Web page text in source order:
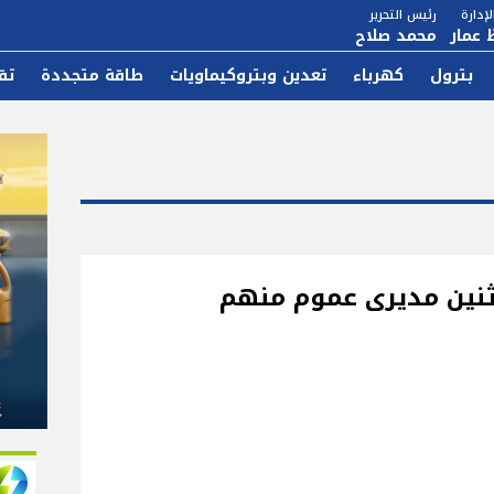
عمار
رئيس التحرير
محمد صلاح
بترول كهرباء تعدين وبتروكيماويات طاقة متجددة
مديرى عموم منهم